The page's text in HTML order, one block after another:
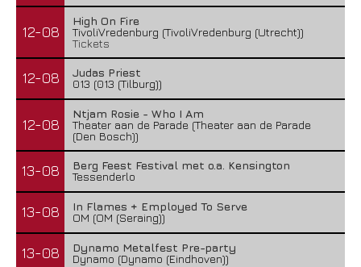
12-08
High On Fire
TivoliVredenburg (TivoliVredenburg (Utrecht))
Tickets
12-08
Judas Priest
013 (013 (Tilburg))
12-08
Ntjam Rosie - Who I Am
Theater aan de Parade (Theater aan de Parade
(Den Bosch))
13-08
Berg Feest Festival met o.a. Kensington
Tessenderlo
13-08
In Flames + Employed To Serve
OM (OM (Seraing))
13-08
Dynamo Metalfest Pre-party
Dynamo (Dynamo (Eindhoven))